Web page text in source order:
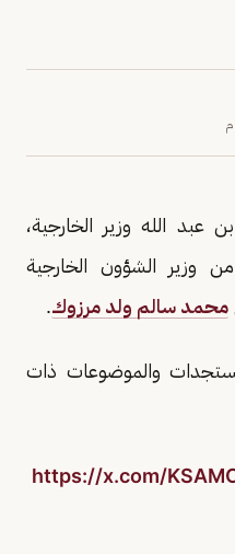
عبد الله وزير الخارجية،
من وزير الشؤون الخارجية
محمد سالم ولد مرزوك.
والموضوعات ذات
https://x.com/